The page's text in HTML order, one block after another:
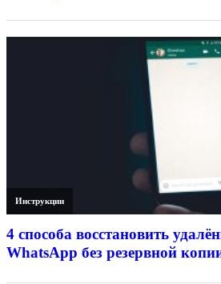
Инструкции
4 способа восстановить
WhatsApp без резервной